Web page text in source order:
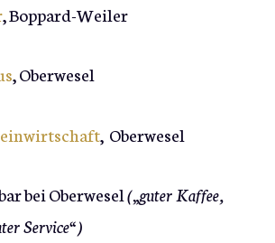
, Boppard-Weiler
, Oberwesel
, Oberwesel
bei Oberwesel(„guter Kaffee,
Service“)